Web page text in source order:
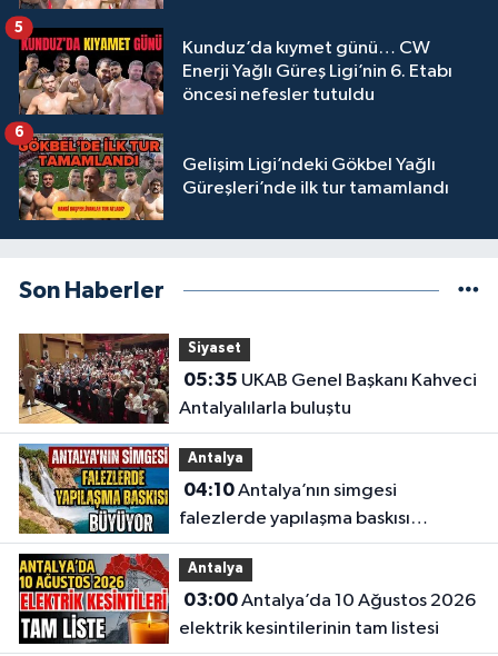
Kunduz’da kıymet günü… CW
Enerji Yağlı Güreş Ligi’nin 6. Etabı
öncesi nefesler tutuldu
5
Gelişim Ligi’ndeki Gökbel Yağlı
Güreşleri’nde ilk tur tamamlandı
6
Son Haberler
Siyaset
05:35
Antalyalılarla buluştu
Antalya
04:10Antalya’nın simgesi
falezlerde yapılaşma baskısı
büyüyor
Antalya
03:00Antalya’da 10 Ağustos 2026
elektrik kesintilerinin tam listesi